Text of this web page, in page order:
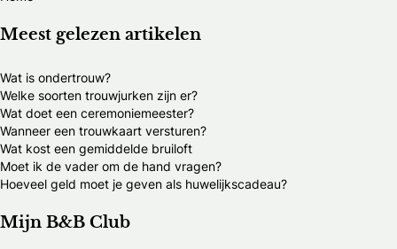
Meest gelezen artikelen
Wat is ondertrouw?
Welke soorten trouwjurken zijn er?
Wat doet een ceremoniemeester?
Wanneer een trouwkaart versturen?
Wat kost een gemiddelde bruiloft
Moet ik de vader om de hand vragen?
Hoeveel geld moet je geven als huwelijkscadeau?
Mijn B&B Club